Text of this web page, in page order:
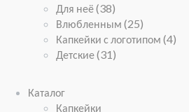
Для неё(38)
Влюбленным (25)
Капкейки с логотипом (4)
Детские(31)
Каталог
Капкейки